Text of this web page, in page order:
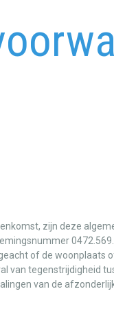
zijn deze
of de
van tegenstrijdigheid
van de